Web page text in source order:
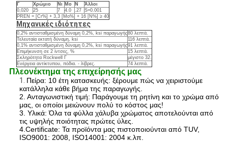
Γ Χρώμιο Νι Mo Ν
Άλλοι
0,020
25 7 4.0 .27
S=0.001
PREN = [Cr%] + 3,3 [Mo%] + 16 [N%] ≥ 40
Μηχανικές ιδιότητες
0,2% αντισταθμισμένη δύναμη 0,2%, ksi παραγωγής80 λεπτά.
Τελευταία εκτατή δύναμη, ksi
116 λεπτά.
0,1% αντισταθμισμένη δύναμη 0,2%, ksi παραγωγής91 λεπτά.
Επιμήκυνση σε 2 ίντσες, %
15 λεπτά.
Σκληρότητα Rockwell Γ
μέγιστο 32.
Ενέργεια αντίκτυπου, πόδια. - λίβρες.
74 λεπτά.
Πλεονέκτημα της επιχείρησής μας
1. Πείρα: 10 έτη κατασκευής: ξέρουμε πώς να χειριστούμε
κατάλληλα κάθε βήμα της παραγωγής.
2. Ανταγωνιστική τιμή: Παράγουμε τη ρητίνη και το χρώμα από
μας, οι οποίοι μειώνουν πολύ το κόστος μας!
3. Υλικά: Όλα τα φύλλα χάλυβα χρώματος αποτελούνται από
τις υψηλής ποιότητας πρώτες ύλες.
4.Certificate: Τα προϊόντα μας πιστοποιούνται από TUV,
ISO9001: 2008, ISO14001: 2004 κ.λπ.